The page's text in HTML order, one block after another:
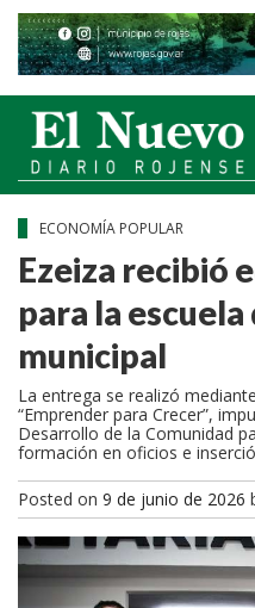
ECONOMÍA POPULAR
Ezeiza recibió
para la
municipal
La entrega se realizó
“Emprender para Crecer”,
Desarrollo de la Comunidad
formación en oficios e
Posted on 9 de junio de 2026